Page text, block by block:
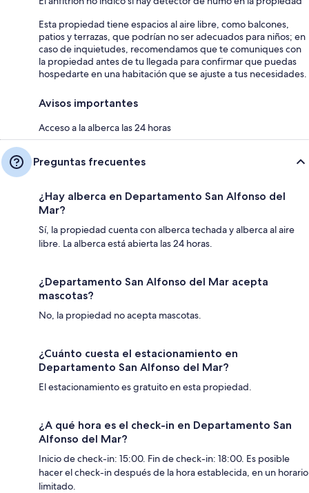
Esta propiedad tiene espacios al aire libre, como balcones,
patios y terrazas, que podrían no ser adecuados para niños; en
caso de inquietudes, recomendamos que te comuniques con
la propiedad antes de tu llegada para confirmar que puedas
hospedarte en una habitación que se ajuste a tus necesidades.
Avisos importantes
Acceso a la alberca las 24 horas
Preguntas frecuentes
¿Hay alberca en Departamento San Alfonso del
Mar?
Sí, la propiedad cuenta con alberca techada y alberca al aire
libre. La alberca está abierta las 24 horas.
¿Departamento San Alfonso del Mar acepta
mascotas?
No, la propiedad no acepta mascotas.
¿Cuánto cuesta el estacionamiento en
Departamento San Alfonso del Mar?
El estacionamiento es gratuito en esta propiedad.
¿A qué hora es el check-in en Departamento San
Alfonso del Mar?
Inicio de check-in: 15:00. Fin de check-in: 18:00. Es posible
hacer el check-in después de la hora establecida, en un horario
limitado.